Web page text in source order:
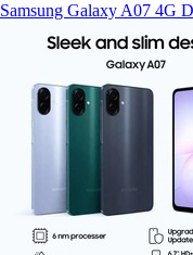
Samsung Galaxy A07 4G